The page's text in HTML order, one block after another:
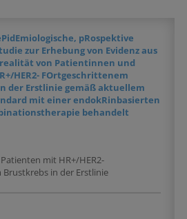
pRospektive
zur Erhebung von Evidenz aus
von Patientinnen und
HER2- FOrtgeschrittenem
der Erstlinie gemäß aktuellem
mit einer endokRinbasierten
behandelt
mit HR+/HER2-
in der Erstlinie